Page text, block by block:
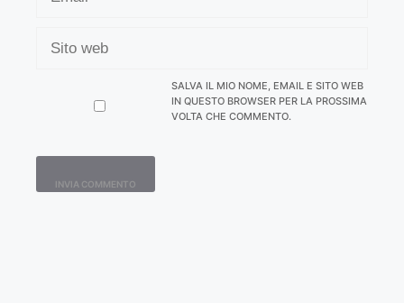
WEB
SALVA IL MIO NOME, EMAIL E SITO WEB
IN QUESTO BROWSER PER LA PROSSIMA
VOLTA CHE COMMENTO.